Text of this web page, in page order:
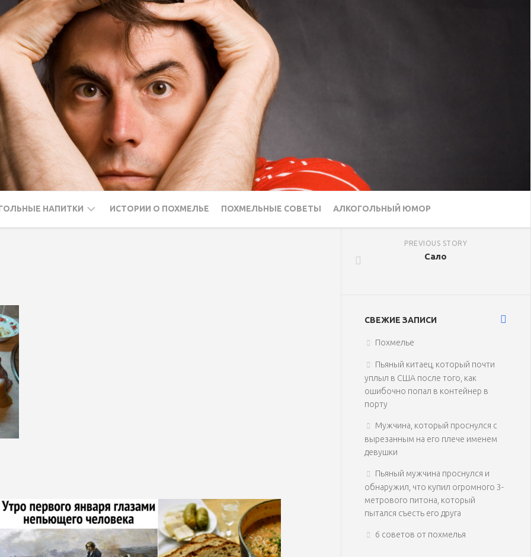
НАПИТКИ ИСТОРИИ О ПОХМЕЛЬЕ ПОХМЕЛЬНЫЕ СОВЕТЫ АЛКОГОЛЬНЫЙ ЮМОР
PREVIOUS STORY
Сало
СВЕЖИЕ ЗАПИСИ
Похмелье
Пьяный китаец, который почти
уплыл в США после того, как
ошибочно попал в контейнер в
порту
Мужчина, который проснулся с
вырезанным на его плече именем
девушки
Пьяный мужчина проснулся и
обнаружил, что купил огромного 3-
метрового питона, который
пытался съесть его друга
6 советов от похмелья